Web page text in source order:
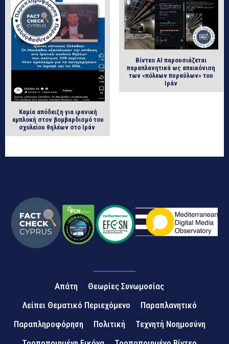
Καμία απόδειξη για ιρανική
εμπλοκή στον βομβαρδισμό του
σχολείου θηλέων στο Ιράν
Βίντεο AI παρουσιάζεται
παραπλανητικά ως απεικόνιση
των «πόλεων πυραύλων» του
Ιράν
Απάτη
Θεωρίες Συνωμοσίας
Λείπει Θεματικό Περιεχόμενο
Παραπλανητικό
Παραπληροφόρηση
Πολιτική
Τεχνητή Νοημοσύνη